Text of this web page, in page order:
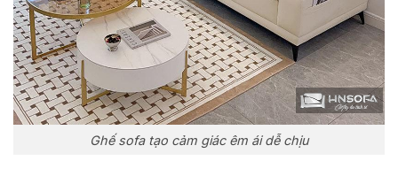
Ghế sofa tạo cảm giác êm ái dễ chịu